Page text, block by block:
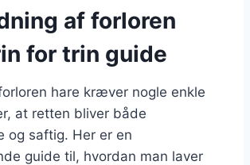
af forloren
for trin guide
hare kræver nogle enkle
at retten bliver både
og saftig. Her er en
guide til, hvordan man laver